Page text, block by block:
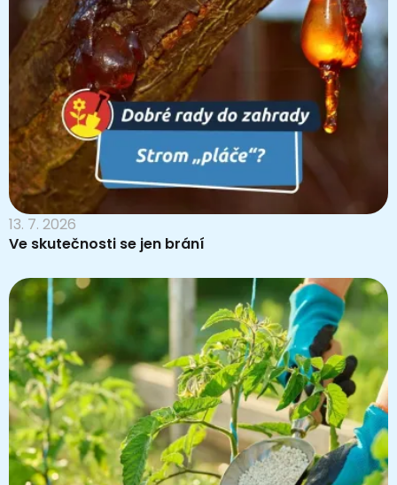
13. 7. 2026
Ve skutečnosti se jen brání